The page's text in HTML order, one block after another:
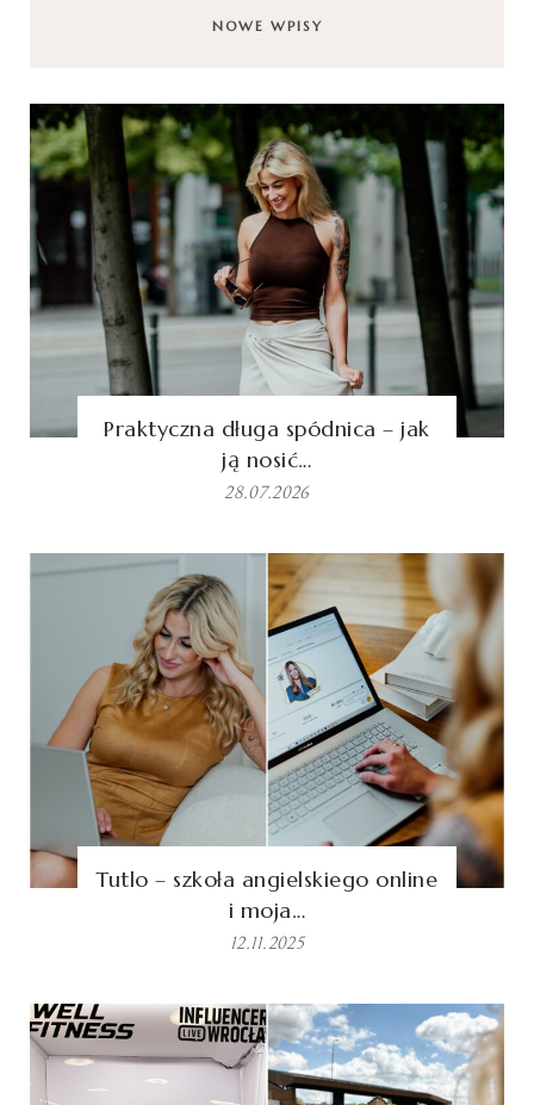
NOWE WPISY
Praktyczna długa spódnica – jak
ją nosić…
28.07.2026
Tutlo – szkoła angielskiego online
i moja…
12.11.2025